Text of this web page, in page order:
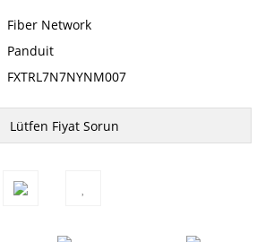
Fiber Network
Panduit
FXTRL7N7NYNM007
Lütfen Fiyat Sorun